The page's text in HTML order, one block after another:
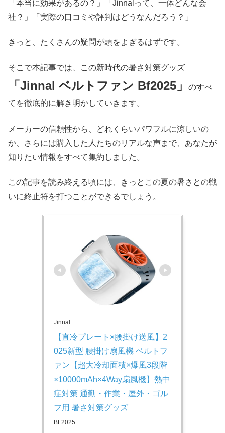
「本当に効果があるの？」「Jinnalって、一体どんな会
社？」「実際の口コミや評判はどうなんだろう？」
きっと、たくさんの疑問が頭をよぎるはずです。
そこで本記事では、この新時代の暑さ対策グッズ
「Jinnal ベルトファン Bf2025」
のすべ
てを徹底的に解き明かしていきます。
メーカーの信頼性から、どれくらいパワフルに涼しいの
か、さらには購入した人たちのリアルな声まで、あなたが
知りたい情報をすべて集約しました。
この記事を読み終える頃には、きっとこの夏の暑さとの戦
いに終止符を打つことができるでしょう。
Jinnal
【直冷プレート×腰掛け送風】2
025新型 腰掛け扇風機 ベルトフ
ァン【超大冷却面積×爆風3段階
×10000mAh×4Way扇風機】熱中
症対策 通勤・作業・屋外・ゴル
フ用 暑さ対策グッズ
BF2025